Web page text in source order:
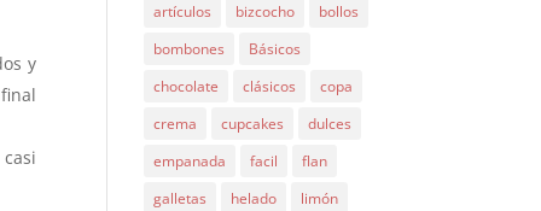
y
artículos bizcocho
bollos
bombones
Básicos
chocolate
clásicos
copa
crema
cupcakes
dulces
empanada
facil
flan
galletas
helado
limón